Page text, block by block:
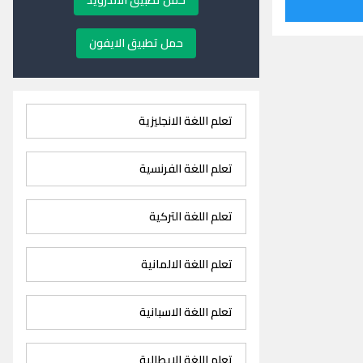
حمل تطبيق الايفون
تعلم اللغة الانجليزية
تعلم اللغة الفرنسية
تعلم اللغة التركية
تعلم اللغة الالمانية
تعلم اللغة الاسبانية